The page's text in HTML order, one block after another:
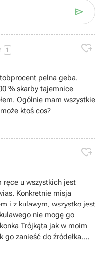

1 
pelna geba.
% skarby tajemnice
Ogólnie mam wszystkie
ktoś cos?

ręce u wszystkich jest
Konkretnie misja
i z kulawym, wszystko jest
nie mogę go
Trójkąta jak w moim
go zanieść do źródełka.